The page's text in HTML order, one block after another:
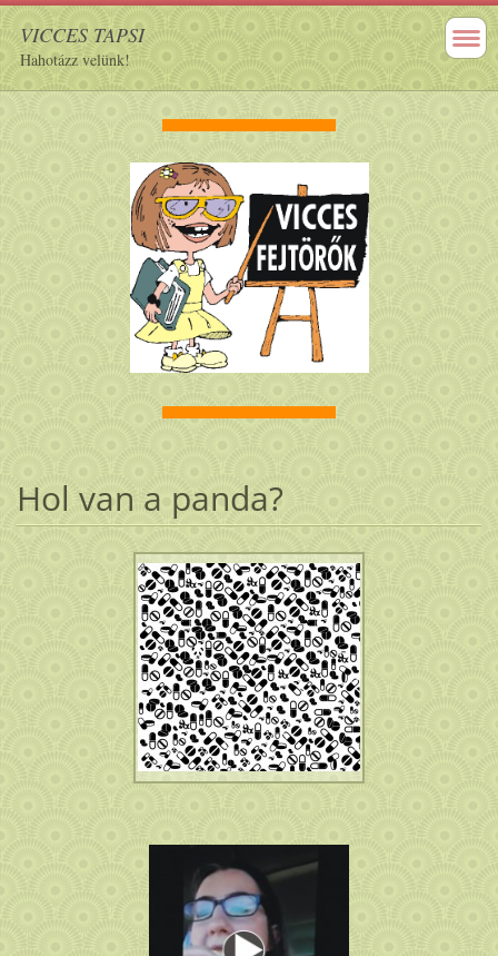
VICCES TAPSI
Hahotázz velünk!
Hol van a panda?